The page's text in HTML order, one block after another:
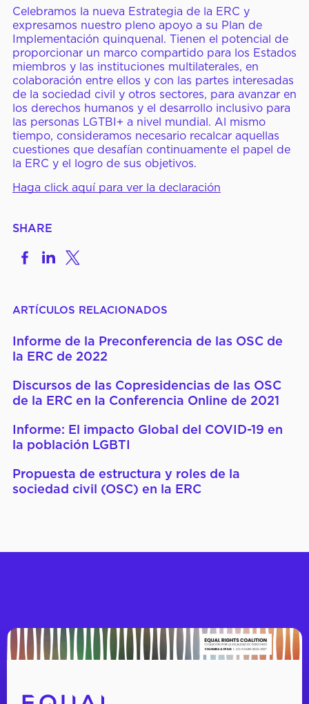
Videos y Webinars
Cómo Participar
Cursos Virtuales
Celebramos la nueva Estrategia de la ERC y
expresamos nuestro pleno apoyo a su Plan de
Implementación quinquenal. Tienen el potencial de
proporcionar un marco compartido para los Estados
miembros y las instituciones multilaterales, en
colaboración entre ellos y con las partes interesadas
de la sociedad civil y otros sectores, para avanzar en
los derechos humanos y el desarrollo inclusivo para
las personas LGTBI+ a nivel mundial. Al mismo
tiempo, consideramos necesario recalcar aquellas
cuestiones que desafían continuamente el papel de
la ERC y el logro de sus objetivos.
Haga click aquí para ver la declaración
SHARE
ShareShareShare
ARTÍCULOS RELACIONADOS
Informe de la Preconferencia de las OSC de
la ERC de 2022
Discursos de las Copresidencias de las OSC
de la ERC en la Conferencia Online de 2021
Informe: El impacto Global del COVID-19 en
la población LGBTI
Propuesta de estructura y roles de la
sociedad civil (OSC) en la ERC